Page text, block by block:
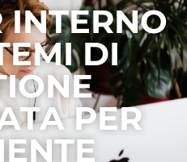
DI
PER